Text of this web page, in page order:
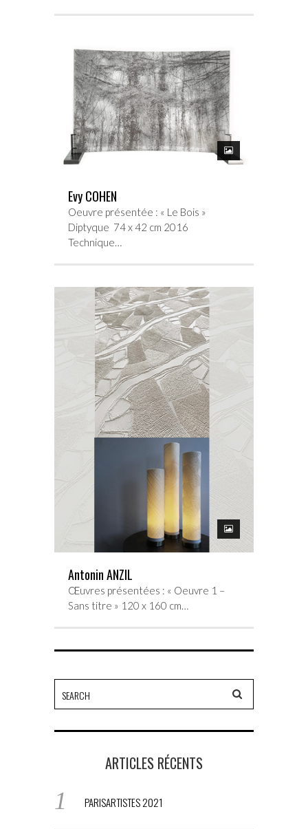
Evy COHEN
Oeuvre présentée : « Le Bois »
Diptyque 74 x 42 cm 2016
Technique…
Antonin ANZIL
Œuvres présentées : « Oeuvre 1 –
Sans titre » 120 x 160 cm…
ARTICLES RÉCENTS
PARISARTISTES 2021